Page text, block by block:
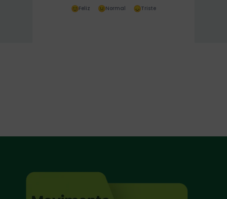
Feliz Normal Triste